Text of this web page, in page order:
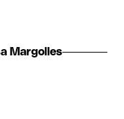
Margolles